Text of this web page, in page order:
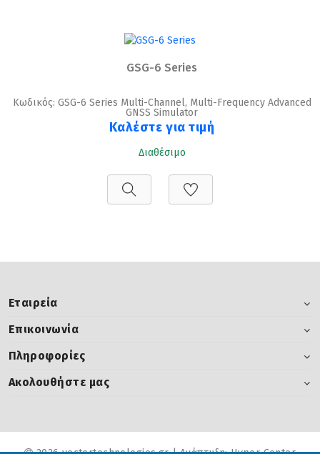
GSG-6 Series
Κωδικός: GSG-6 Series Multi-Channel, Multi-Frequency Advanced
GNSS Simulator
Καλέστε για τιμή
Διαθέσιμο
Εταιρεία
Επικοινωνία
Πληροφορίες
Ακολουθήστε μας